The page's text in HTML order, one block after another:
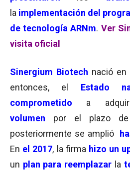
la implementación del
de tecnología ARNm. Ver
visita oficial
Sinergium Biotech nació en
entonces, el Estado
comprometido a
volumen
por el plazo
posteriormente se amplió
En el 2017, la firma hizo un
un plan para reemplazar la